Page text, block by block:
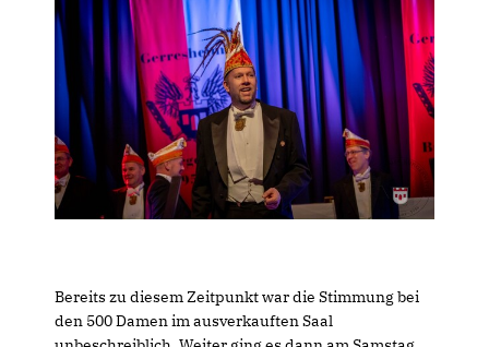
Bereits zu diesem Zeitpunkt war die Stimmung bei
den 500 Damen im ausverkauften Saal